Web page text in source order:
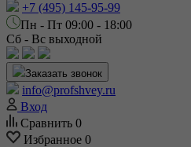
+7 (495) 145-95-99
Пн - Пт 09:00 - 18:00
Сб - Вс выходной
Заказать звонок
info@profshvey.ru
Вход
Сравнить 0
Избранное 0